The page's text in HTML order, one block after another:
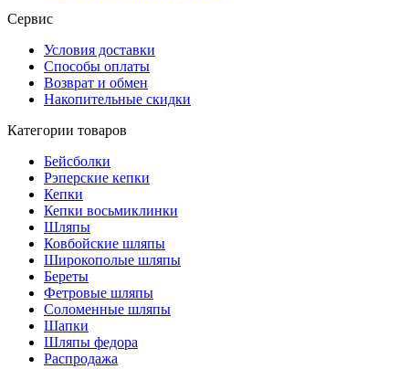
Сервис
Условия доставки
Способы оплаты
Возврат и обмен
Накопительные скидки
Категории товаров
Бейсболки
Рэперские кепки
Кепки
Кепки восьмиклинки
Шляпы
Ковбойские шляпы
Широкополые шляпы
Береты
Фетровые шляпы
Соломенные шляпы
Шапки
Шляпы федора
Распродажа